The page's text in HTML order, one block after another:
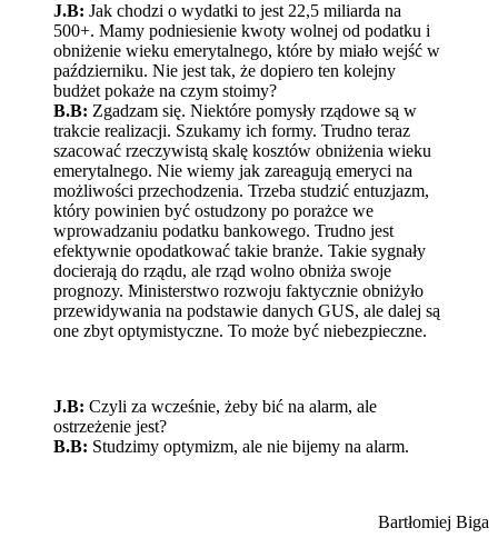
J.B: Jak chodzi o wydatki to jest 22,5 miliarda na
500+. Mamy podniesienie kwoty wolnej od podatku i
obniżenie wieku emerytalnego, które by miało wejść w
październiku. Nie jest tak, że dopiero ten kolejny
budżet pokaże na czym stoimy?
B.B: Zgadzam się. Niektóre pomysły rządowe są w
trakcie realizacji. Szukamy ich formy. Trudno teraz
szacować rzeczywistą skalę kosztów obniżenia wieku
emerytalnego. Nie wiemy jak zareagują emeryci na
możliwości przechodzenia. Trzeba studzić entuzjazm,
który powinien być ostudzony po porażce we
wprowadzaniu podatku bankowego. Trudno jest
efektywnie opodatkować takie branże. Takie sygnały
docierają do rządu, ale rząd wolno obniża swoje
prognozy. Ministerstwo rozwoju faktycznie obniżyło
przewidywania na podstawie danych GUS, ale dalej są
one zbyt optymistyczne. To może być niebezpieczne.
J.B: Czyli za wcześnie, żeby bić na alarm, ale
ostrzeżenie jest?
B.B: Studzimy optymizm, ale nie bijemy na alarm.
Bartłomiej Biga